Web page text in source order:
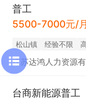
普工
5500-7000元/月
松山镇 经验不限
江苏达鸿人力资源
台商新能源普工